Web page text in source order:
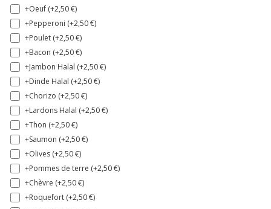
+Oeuf (+2,50€)
+Pepperoni (+2,50€)
+Poulet (+2,50€)
+Bacon (+2,50€)
+Jambon Halal (+2,50€)
+Dinde Halal (+2,50€)
+Chorizo (+2,50€)
+Lardons Halal (+2,50€)
+Thon (+2,50€)
+Saumon (+2,50€)
+Olives (+2,50€)
+Pommes de terre (+2,50€)
+Chèvre (+2,50€)
+Roquefort (+2,50€)